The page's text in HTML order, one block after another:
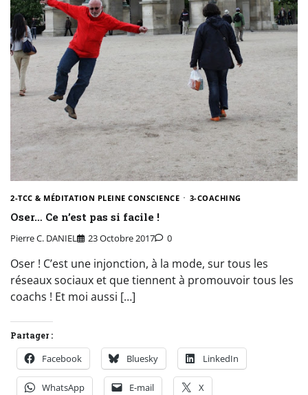
2-TCC & MÉDITATION PLEINE CONSCIENCE 3-COACHING
Oser… Ce n’est pas si facile !
Pierre C. DANIEL 23 Octobre 2017 0
Oser ! C’est une injonction, à la mode, sur tous les
réseaux sociaux et que tiennent à promouvoir tous les
coachs ! Et moi aussi […]
Partager :
Facebook Bluesky LinkedIn
WhatsApp E-mail X